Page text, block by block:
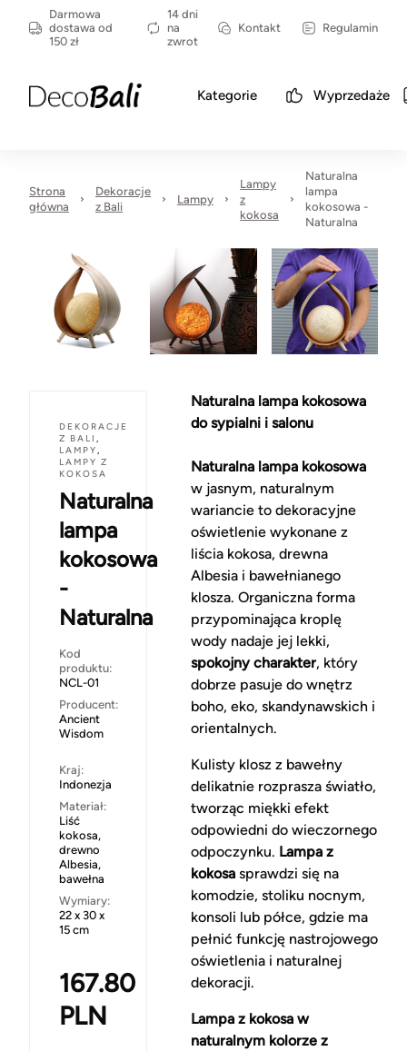
Darmowa
dostawa od
150 zł
14 dni
na
zwrot
Kontakt Regulamin
Kategorie Wyprzedaże
Strona
główna
Dekoracje
z Bali
Lampy
Lampy
z
kokosa
Naturalna
lampa
kokosowa -
Naturalna
DEKORACJE
Z BALI ,
LAMPY,
LAMPY Z
KOKOSA
Naturalna
lampa
kokosowa
-
Naturalna
Kod
produktu:
NCL-01
Producent:
Ancient
Wisdom
Kraj:
Indonezja
Materiał:
Liść
kokosa,
drewno
Albesia,
bawełna
Wymiary:
22 x 30 x
15 cm
167.80
PLN
Naturalna lampa kokosowa
do sypialni i salonu
Naturalna lampa kokosowa
w jasnym, naturalnym
wariancie to dekoracyjne
oświetlenie wykonane z
liścia kokosa, drewna
Albesia i bawełnianego
klosza. Organiczna forma
przypominająca kroplę
wody nadaje jej lekki,
spokojny charakter, który
dobrze pasuje do wnętrz
boho, eko, skandynawskich i
orientalnych.
Kulisty klosz z bawełny
delikatnie rozprasza światło,
tworząc miękki efekt
odpowiedni do wieczornego
odpoczynku. Lampa z
kokosasprawdzi się na
komodzie, stoliku nocnym,
konsoli lub półce, gdzie ma
pełnić funkcję nastrojowego
oświetlenia i naturalnej
dekoracji.
Lampa z kokosa w
naturalnym kolorze z